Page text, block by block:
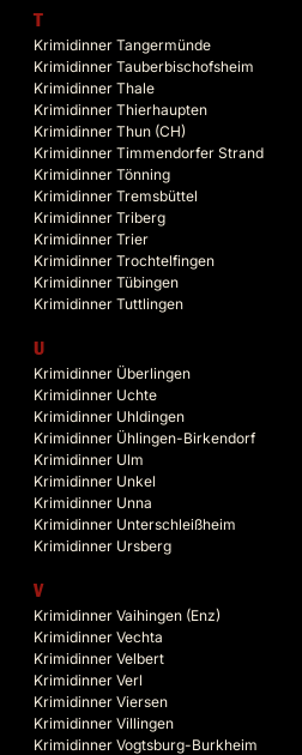
T
Krimidinner Tangermünde
Krimidinner Tauberbischofsheim
Krimidinner Thale
Krimidinner Thierhaupten
Krimidinner Thun (CH)
Krimidinner Timmendorfer Strand
Krimidinner Tönning
Krimidinner Tremsbüttel
Krimidinner Triberg
Krimidinner Trier
Krimidinner Trochtelfingen
Krimidinner Tübingen
Krimidinner Tuttlingen
U
Krimidinner Überlingen
Krimidinner Uchte
Krimidinner Uhldingen
Krimidinner Ühlingen-Birkendorf
Krimidinner Ulm
Krimidinner Unkel
Krimidinner Unna
Krimidinner Unterschleißheim
Krimidinner Ursberg
V
Krimidinner Vaihingen (Enz)
Krimidinner Vechta
Krimidinner Velbert
Krimidinner Verl
Krimidinner Viersen
Krimidinner Villingen
Krimidinner Vogtsburg-Burkheim